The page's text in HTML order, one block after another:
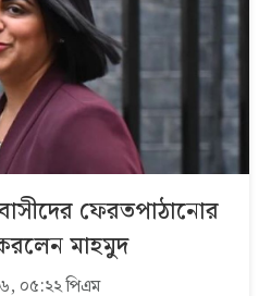
ফেরতপাঠানোর
মাহমুদ
০৫:২২ পিএম